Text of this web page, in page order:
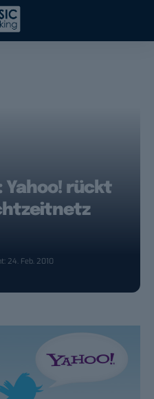
Yahoo! rückt
24. Feb. 2010